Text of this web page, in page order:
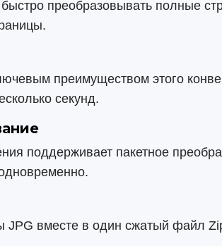
преобразовывать полные
преимуществом этого
секунд.
поддерживает пакетное
JPG вместе в один сжатый файл